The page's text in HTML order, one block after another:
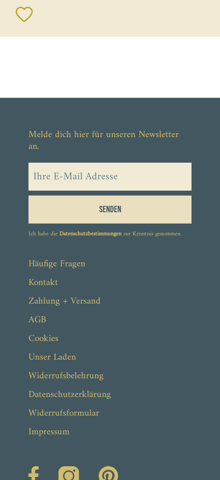
Melde dich hier für unseren Newsletter
an.
Senden
Ich habe dieDatenschutzbestimmungenzur Kenntnis genommen.
Häufige Fragen
Kontakt
Zahlung + Versand
AGB
Cookies
Unser Laden
Widerrufsbelehrung
Datenschutzerklärung
Widerrufsformular
Impressum